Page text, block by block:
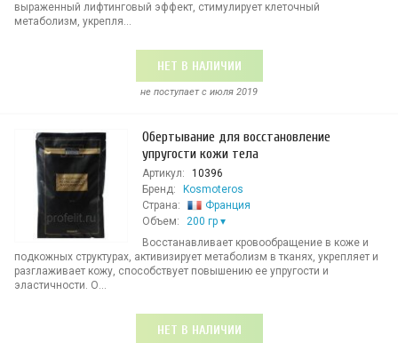
выраженный лифтинговый эффект, стимулирует клеточный
метаболизм, укрепля...
НЕТ В НАЛИЧИИ
не поступает c июля 2019
Обертывание для восстановление
упругости кожи тела
Артикул:
10396
Бренд:
Kosmoteros
Страна:
Франция
Объем:
200 гр
Восстанавливает кровообращение в коже и
подкожных структурах, активизирует метаболизм в тканях, укрепляет и
разглаживает кожу, способствует повышению ее упругости и
эластичности. О...
НЕТ В НАЛИЧИИ